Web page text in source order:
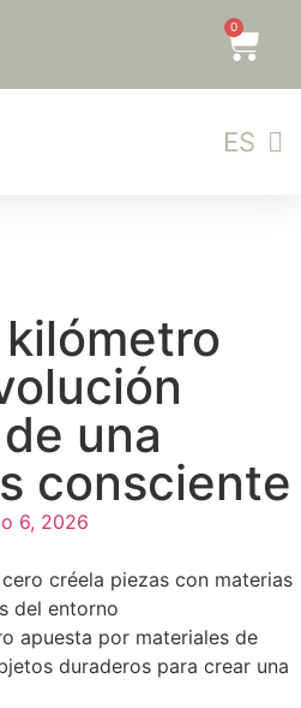
0
ES
GL
una
consciente
6, 2026
apuesta por materiales de
duraderos para crear una